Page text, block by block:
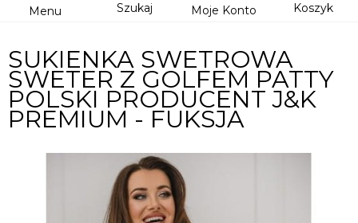
Menu Szukaj Moje Konto Koszyk
SUKIENKA SWETROWA
SWETER Z GOLFEM PATTY
POLSKI PRODUCENT J&K
PREMIUM - FUKSJA